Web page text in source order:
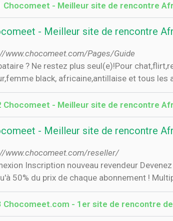
Chocomeet - Meilleur site de rencontre
- Meilleur site de rencontre
www.chocomeet.com/Pages/Guide
? Ne restez plus seul(e)!Pour
black, africaine,antillaise et tous
Chocomeet - Meilleur site de rencontre
- Meilleur site de rencontre
www.chocomeet.com/reseller/
Inscription nouveau revendeur
50% du prix de chaque abonnement !
Chocomeet.com - 1er site de rencontre